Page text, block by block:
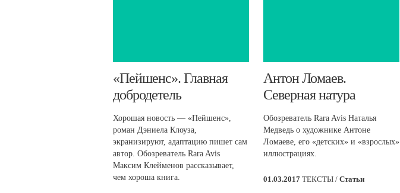
​«Пейшенс». Главная
добродетель
Хорошая новость — «Пейшенс»,
роман Дэниела Клоуза,
экранизируют, адаптацию пишет сам
автор. Обозреватель Rara Avis
Максим Клейменов рассказывает,
чем хороша книга.
​Антон Ломаев.
Северная натура
Обозреватель Rara Avis Наталья
Медведь о художнике Антоне
Ломаеве, его «детских» и «взрослых»
иллюстрациях.
01.03.2017 ТЕКСТЫ / Статьи